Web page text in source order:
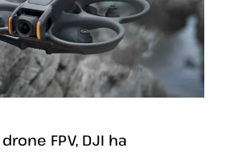
FPV, DJI ha